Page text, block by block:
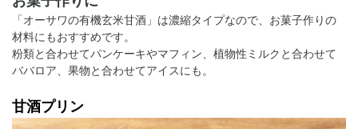
「オーサワの有機玄米甘酒」は濃縮タイプなので、お菓子作りの
材料にもおすすめです。
粉類と合わせてパンケーキやマフィン、植物性ミルクと合わせて
ババロア、果物と合わせてアイスにも。
甘酒プリン